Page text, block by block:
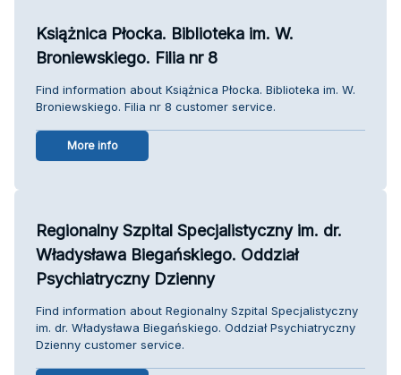
Książnica Płocka. Biblioteka im. W.
Broniewskiego. Filia nr 8
Find information about Książnica Płocka. Biblioteka im. W.
Broniewskiego. Filia nr 8 customer service.
More info
Regionalny Szpital Specjalistyczny im. dr.
Władysława Biegańskiego. Oddział
Psychiatryczny Dzienny
Find information about Regionalny Szpital Specjalistyczny
im. dr. Władysława Biegańskiego. Oddział Psychiatryczny
Dzienny customer service.